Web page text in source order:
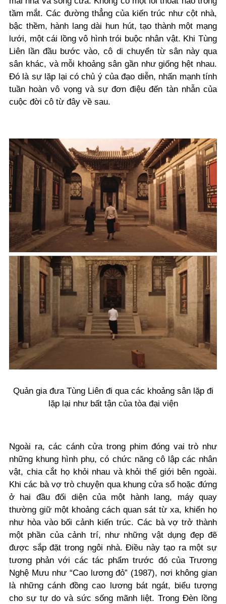
tầm mắt. Các đường thẳng của kiến trúc như cột nhà,
bậc thềm, hành lang dài hun hút, tạo thành một mạng
lưới, một cái lồng vô hình trói buộc nhân vật. Khi Tùng
Liên lần đầu bước vào, cô di chuyển từ sân này qua
sân khác, và mỗi khoảng sân gần như giống hệt nhau.
Đó là sự lặp lại có chủ ý của đạo diễn, nhấn mạnh tính
tuần hoàn vô vọng và sự đơn điệu đến tàn nhẫn của
cuộc đời cô từ đây về sau.
Quản gia đưa Tùng Liên đi qua các khoảng sân lặp đi
lặp lại như bất tận của tòa đại viện
Ngoài ra, các cánh cửa trong phim đóng vai trò như
những khung hình phụ, có chức năng cô lập các nhân
vật, chia cắt họ khỏi nhau và khỏi thế giới bên ngoài.
Khi các bà vợ trò chuyện qua khung cửa sổ hoặc đứng
ở hai đầu đối diện của một hành lang, máy quay
thường giữ một khoảng cách quan sát từ xa, khiến họ
như hòa vào bối cảnh kiến trúc. Các bà vợ trở thành
một phần của cảnh trí, như những vật dụng đẹp đẽ
được sắp đặt trong ngôi nhà. Điều này tạo ra một sự
tương phản với các tác phẩm trước đó của Trương
Nghệ Mưu như “Cao lương đỏ” (1987), nơi không gian
là những cánh đồng cao lương bát ngát, biểu tượng
cho sự tự do và sức sống mãnh liệt. Trong Đèn lồng